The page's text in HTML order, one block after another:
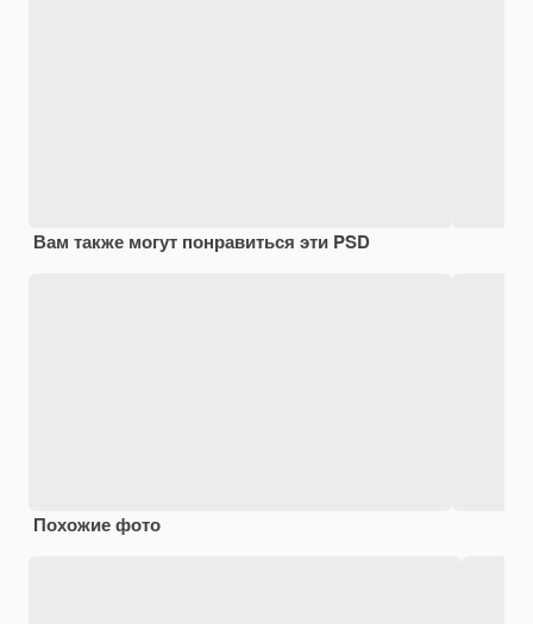
Вам также могут понравиться эти PSD
Похожие фото